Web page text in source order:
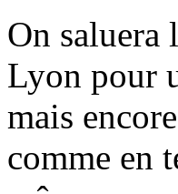
On saluera
Lyon pour
mais
comme en